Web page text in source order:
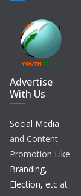
Advertise
With Us
Social Media
and Content
Promotion Like
Branding,
Election, etc at